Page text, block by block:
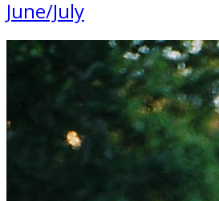
June/July